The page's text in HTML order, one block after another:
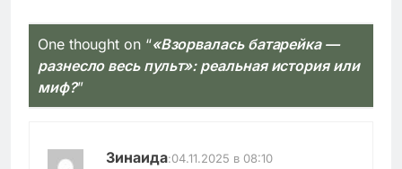
One thought on “«Взорвалась батарейка —
разнесло весь пульт»: реальная история или
миф?”
Зинаида:04.11.2025 в 08:10